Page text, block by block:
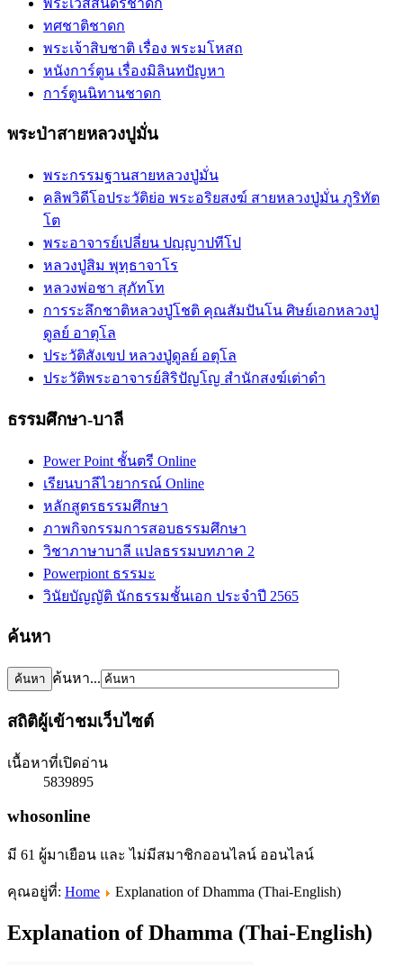
ทศชาติชาดก
พระเจ้าสิบชาติ เรื่อง พระมโหสถ
หนังการ์ตูน เรื่องมิลินทปัญหา
การ์ตูนนิทานชาดก
พระป่าสายหลวงปูมั่น
พระกรรมฐานสายหลวงปู่มั่น
คลิพวิดีโอประวัติย่อ พระอริยสงฆ์ สายหลวงปู่มั่น ภูริทัต
โต
พระอาจารย์เปลี่ยน ปญฺญาปทีโป
หลวงปู่สิม พุทฺธาจาโร
หลวงพ่อชา สุภัทโท
การระลึกชาติหลวงปู่โชติ คุณสัมปันโน ศิษย์เอกหลวงปู่
ดูลย์ อาตุโล
ประวัติสังเขป หลวงปู่ดูลย์ อตุโล
ประวัติ​พระ​อาจารย์​สิริ​ปัญโญ​ สำนัก​สงฆ์​เต่าดำ​
ธรรมศึกษา-บาลี
Power Point ชั้นตรี Online
เรียนบาลีไวยากรณ์ Online
หลักสูตรธรรมศึกษา
ภาพกิจกรรมการสอบธรรมศึกษา
วิชาภาษาบาลี แปลธรรมบทภาค 2
Powerpiont ธรรมะ
วินัยบัญญัติ นักธรรมชั้นเอก ประจำปี 2565
ค้นหา
ค้นหา...
สถิติผู้เข้าชมเว็บไซต์
เนื้อหาที่เปิดอ่าน
5839895
whosonline
มี 61 ผู้มาเยือน และ ไม่มีสมาชิกออนไลน์ ออนไลน์
คุณอยู่ที่: Home Explanation of Dhamma (Thai-English)
Explanation of Dhamma (Thai-English)